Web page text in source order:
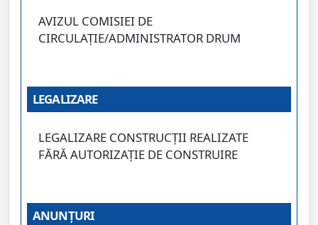
AVIZUL COMISIEI DE
CIRCULAŢIE/ADMINISTRATOR DRUM
LEGALIZARE
LEGALIZARE CONSTRUCȚII REALIZATE
FĂRĂ AUTORIZAȚIE DE CONSTRUIRE
ANUNȚURI